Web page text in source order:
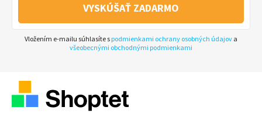
VYSKÚŠAŤ ZADARMO
Vložením e-mailu súhlasíte s podmienkami ochrany osobných údajov a
všeobecnými obchodnými podmienkami